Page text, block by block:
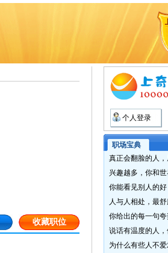
收藏职位
个人登录
职场宝典
真正会翻脸的人
兴趣越多，你和
你能看见别人的
人与人相处，最
你给出的每一句
说话有温度的人
为什么有些人不